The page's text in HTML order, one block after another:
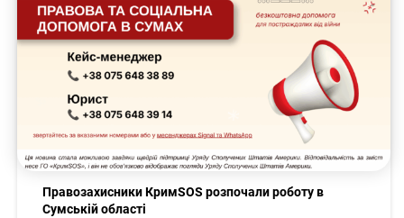
Правозахисники КримSOS розпочали роботу в
Сумській області